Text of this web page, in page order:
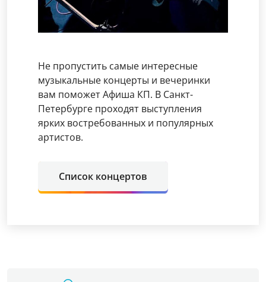
Не пропустить самые интересные
музыкальные концерты и вечеринки
вам поможет Афиша КП. В Санкт-
Петербурге проходят выступления
ярких востребованных и популярных
артистов.
Список концертов